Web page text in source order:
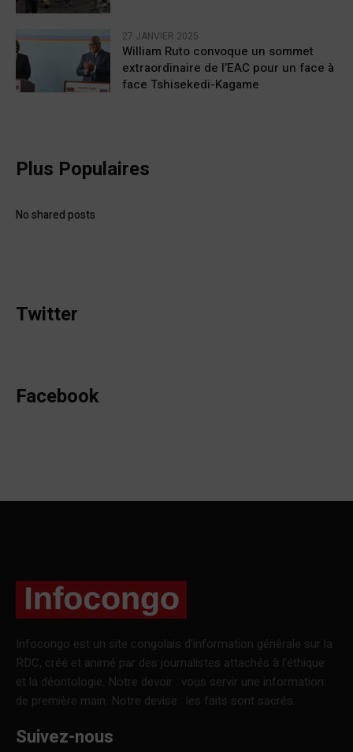
27 JANVIER 2025
William Ruto convoque un sommet
extraordinaire de l’EAC pour un face à
face Tshisekedi-Kagame
Plus Populaires
No shared posts
Twitter
Facebook
Infocongo est un site congolais d’information générale sur la
RDC, créé et animé par des journalistes attachés à l’éthique
et la déontologie. Notre devoir : vous servir une information
de première main. Notre devise : les faits sont sacrés.
Suivez-nous